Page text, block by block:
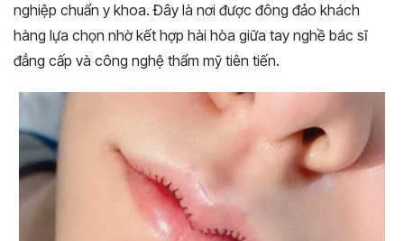
nghiệp chuẩn y khoa. Đây là nơi được đông đảo khách
hàng lựa chọn nhờ kết hợp hài hòa giữa tay nghề bác sĩ
đẳng cấp và công nghệ thẩm mỹ tiên tiến.